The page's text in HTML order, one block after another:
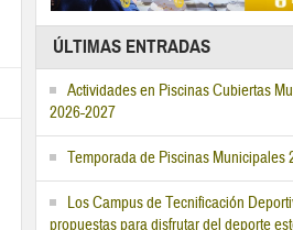
ÚLTIMAS ENTRADAS
Actividades en Piscinas Cubiertas
2026-2027
Temporada de Piscinas Municipales
Los Campus de Tecnificación
propuestas para disfrutar del deporte